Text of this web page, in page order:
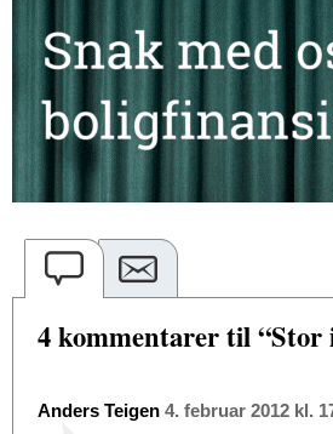
4 kommentarer til “Stor
Anders Teigen 4. februar 2012 kl.